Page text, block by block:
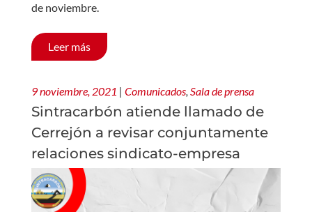
de noviembre.
Leer más
9 noviembre, 2021 | Comunicados, Sala de prensa
Sintracarbón atiende llamado de
Cerrejón a revisar conjuntamente
relaciones sindicato-empresa